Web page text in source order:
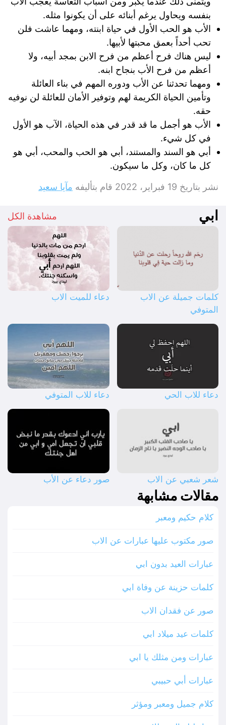
بنفسه ويحاول يرغم أبنائه على أن يكونوا مثله.
الأب هو الحب الأول في حياة ابنته، ومهما عاشت فلن
تحب أحداً بعمق محبتها لأبيها.
ليس هناك فرح أعظم من فرح الابن بمجد أبيه، ولا
أعظم من فرح الأب بنجاح ابنه.
ومهما تحدثنا عن الأب ودوره المهم في بناء العائلة
وتأمين الحياة الكريمة لهم وتوفير الأمان للعائلة لن نوفيه
حقه.
الأب هو أجمل ما قد قدر في هذه الحياة، الآب هو الأول
في كل شيء.
أبي هو السند والمستند، أبي هو الحب والمحب، أبي هو
كل ما كان، وكل ما سيكون.
نشر بتاريخ 19 فبراير، 2022 قام بتأليفه مآيا سعيد
ابي مشاهدة الكل
كلمات جميلة عن الاب
المتوفي
دعاء للميت الاب
دعاء للاب الحي دعاء للاب المتوفي
شعر شعبي عن الاب صور دعاء عن الأب
مقالات مشابهة
كلام حكيم ومعبر
صور مكتوب عليها عبارات عن الاب
عبارات العيد بدون ابي
كلمات حزينة عن وفاة ابي
صور عن فقدان الاب
كلمات عيد ميلاد ابي
عبارات ومن مثلك يا ابي
عبارات أبي حبيبي
كلام جميل ومعبر ومؤثر